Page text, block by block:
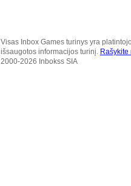
Visas Inbox Games turinys yra
išsaugotos informacijos turinį. Rašykite
2000-2026 Inbokss SIA